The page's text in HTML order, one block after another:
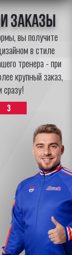
заказы
вы получите
в стиле
тренера - при
крупный заказ,
3